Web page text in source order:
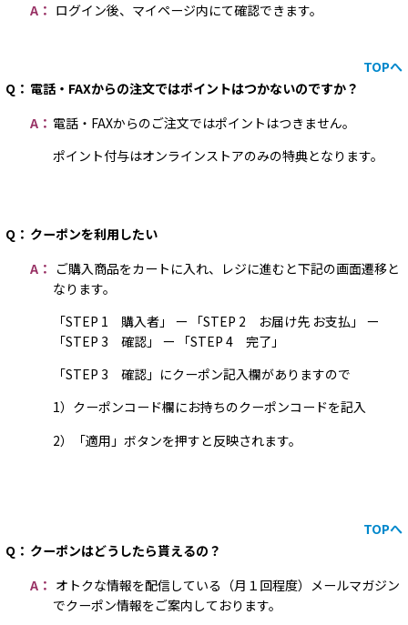
A： ログイン後、マイページ内にて確認できます。
TOPへ
Q： 電話・FAXからの注文ではポイントはつかないのですか？
A： 電話・FAXからのご注文ではポイントはつきません。
ポイント付与はオンラインストアのみの特典となります。
Q： クーポンを利用したい
A： ご購入商品をカートに入れ、レジに進むと下記の画面遷移と
なります。
「STEP 1 購入者」 ー 「STEP 2 お届け先 お支払」 ー
「STEP 3 確認」 ー 「STEP 4 完了」
「STEP 3 確認」にクーポン記入欄がありますので
1）クーポンコード欄にお持ちのクーポンコードを記入
2）「適用」ボタンを押すと反映されます。
TOPへ
Q： クーポンはどうしたら貰えるの？
A： オトクな情報を配信している（月１回程度）メールマガジン
でクーポン情報をご案内しております。